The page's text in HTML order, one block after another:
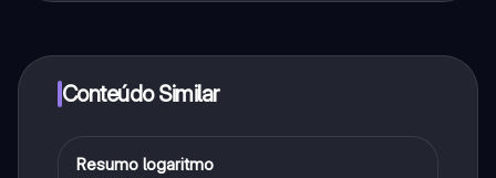
Conteúdo Similar
Matematica
Resumo logaritmo